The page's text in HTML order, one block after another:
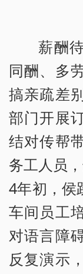
薪酬
同酬、多
搞亲疏差
部门开展
结对传帮
务工人员
4年初，侯
车间员工
对语言障
反复演示